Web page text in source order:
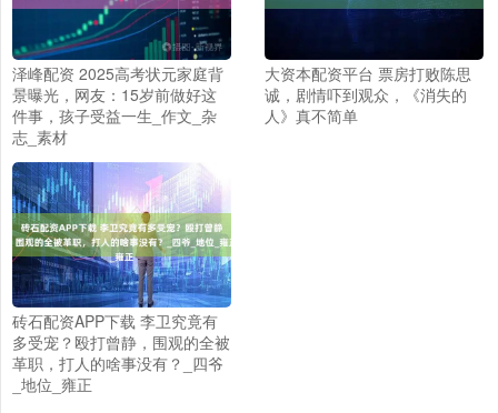
泽峰配资 2025高考状元家庭背
景曝光，网友：15岁前做好这
件事，孩子受益一生_作文_杂
志_素材
大资本配资平台 票房打败陈思
诚，剧情吓到观众，《消失的
人》真不简单
砖石配资APP下载 李卫究竟有
多受宠？殴打曾静，围观的全被
革职，打人的啥事没有？_四爷
_地位_雍正